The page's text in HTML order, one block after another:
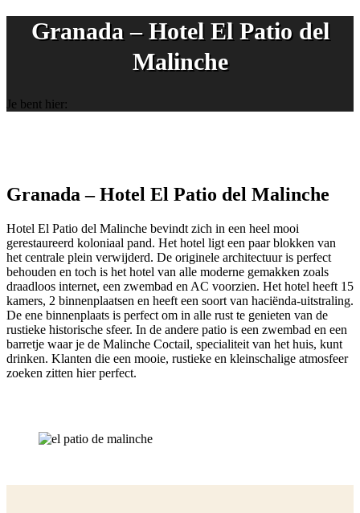
Granada – Hotel El Patio del
Malinche
Je bent hier:
Granada – Hotel El Patio del Malinche
Hotel El Patio del Malinche bevindt zich in een heel mooi
gerestaureerd koloniaal pand. Het hotel ligt een paar blokken van
het centrale plein verwijderd. De originele architectuur is perfect
behouden en toch is het hotel van alle moderne gemakken zoals
draadloos internet, een zwembad en AC voorzien. Het hotel heeft 15
kamers, 2 binnenplaatsen en heeft een soort van haciënda-uitstraling.
De ene binnenplaats is perfect om in alle rust te genieten van de
rustieke historische sfeer. In de andere patio is een zwembad en een
barretje waar je de Malinche Coctail, specialiteit van het huis, kunt
drinken. Klanten die een mooie, rustieke en kleinschalige atmosfeer
zoeken zitten hier perfect.